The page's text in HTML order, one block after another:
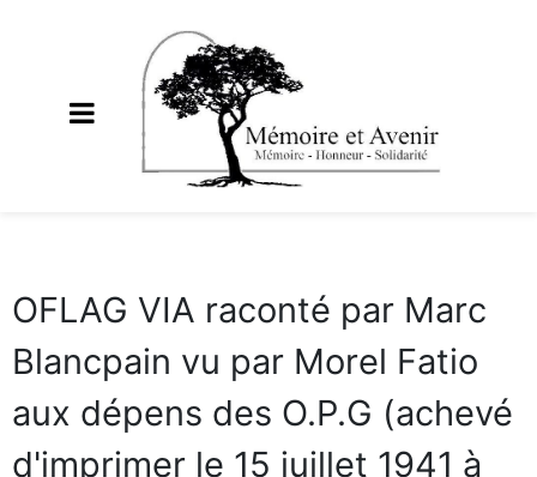
OFLAG VIA raconté par Marc
Blancpain vu par Morel Fatio
aux dépens des O.P.G (achevé
d'imprimer le 15 juillet 1941 à